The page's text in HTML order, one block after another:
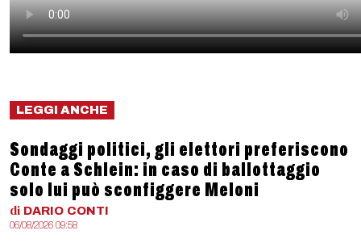
LEGGI ANCHE
Sondaggi politici, gli elettori preferiscono
Conte a Schlein: in caso di ballottaggio
solo lui può sconfiggere Meloni
di DARIO CONTI
06/08/2026 09:58